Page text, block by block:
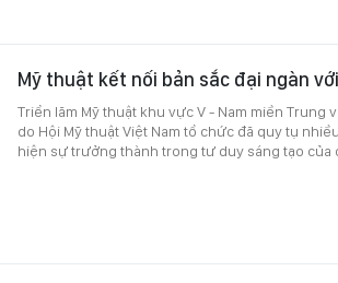
Mỹ thuật kết nối bản sắc đại ngàn
Triển lãm Mỹ thuật khu vực V - Nam miền Trung
do Hội Mỹ thuật Việt Nam tổ chức đã quy tụ
hiện sự trưởng thành trong tư duy sáng tạo của